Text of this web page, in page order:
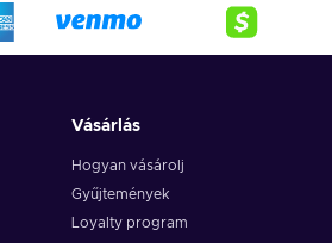
and click on redeem,
at once. Once you’ve done that,
30 minutes for your cryptocurrency
Vásárlás
Hogyan vásárolj
Gyűjtemények
Loyalty program